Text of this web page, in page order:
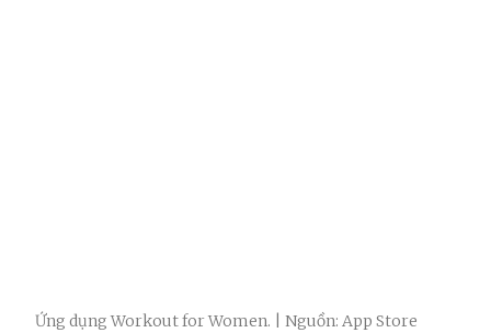
Ứng dụng Workout for Women. | Nguồn: App Store